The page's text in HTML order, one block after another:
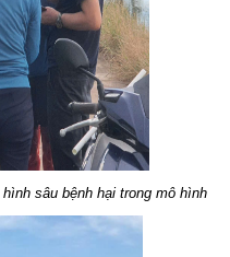
sâu bệnh hại trong mô hình